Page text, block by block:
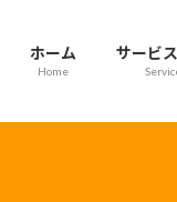
ホーム
Home
サービ